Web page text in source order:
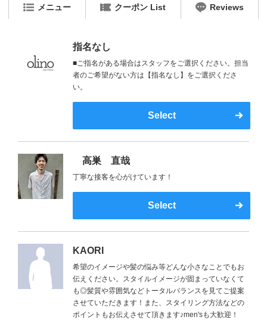
メニュー クーポン List Reviews
指名なし
■ご指名がある場合はスタッフをご選択ください。担当
者のご希望がない方は【指名なし】をご選択くださ
い。
Select
高巣 直哉
丁寧な接客を心がけています！
Select
KAORI
希望のイメージや髪の悩み等どんな小さなことでもお
伝えください。スタイルイメージが固まっていなくて
も◎髪質や雰囲気などトータルバランスを見てご提案
させていただきます！また、スタイリング方法などの
ポイントもお伝えさせて頂きます♪men'sも大歓迎！